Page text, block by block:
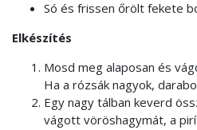
Só és frissen őrölt fekete
Elkészítés
Mosd meg alaposan és
Ha a rózsák nagyok,
Egy nagy tálban keverd
vágott vöröshagymát, a